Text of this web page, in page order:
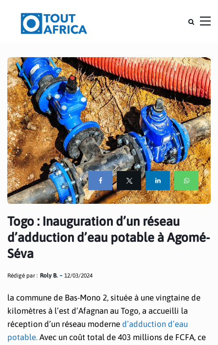
Togo : Inauguration d’un réseau
d’adduction d’eau potable à Agomé-
Séva
Rédigé par : Roly B. 12/03/2024
la commune de Bas-Mono 2, située à une vingtaine de
kilomètres à l’est d’Afagnan au Togo, a accueilli la
réception d’un réseau moderne d’adduction d’eau
potable. Avec un coût total de 403 millions de FCFA, ce